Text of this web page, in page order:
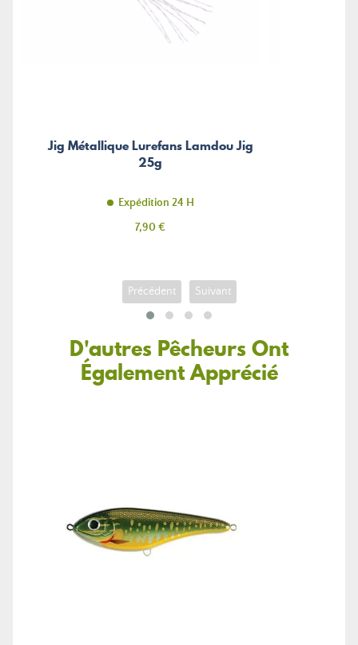
Jig Métallique Lurefans Lamdou Jig
25g
Expédition 24 H
Prix
7,90 €
Précédent Suivant
D'autres Pêcheurs Ont
Également Apprécié